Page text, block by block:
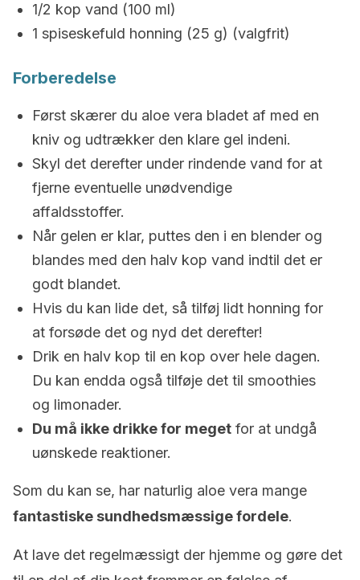
1/2 kop vand (100 ml)
1 spiseskefuld honning (25 g) (valgfrit)
Forberedelse
Først skærer du aloe vera bladet af med en
kniv og udtrækker den klare gel indeni.
Skyl det derefter under rindende vand for at
fjerne eventuelle unødvendige
affaldsstoffer.
Når gelen er klar, puttes den i en blender og
blandes med den halv kop vand indtil det er
godt blandet.
Hvis du kan lide det, så tilføj lidt honning for
at forsøde det og nyd det derefter!
Drik en halv kop til en kop over hele dagen.
Du kan endda også tilføje det til smoothies
og limonader.
Du må ikke drikke for meget for at undgå
uønskede reaktioner.
Som du kan se, har naturlig aloe vera mange
fantastiske sundhedsmæssige fordele.
At lave det regelmæssigt der hjemme og gøre det